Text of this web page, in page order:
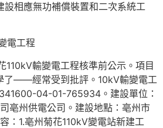
設相應無功補償裝置和二次系統工
電工程
110kV輸變電工程核準前公示。項目
了——經常受到批評。10kV輸變電工
04-01-765934。建設單位：
亳州供電公司。建設地點：亳州市
：1.亳州菊花110kV變電站新建工